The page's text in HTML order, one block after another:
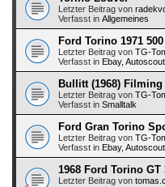
Letzter Beitrag von
Verfasst in Allgemeines
Ford Torino 1971
Letzter Beitrag von TG-
Verfasst in Ebay,
Bullitt (1968)
Letzter Beitrag von TG-
Verfasst in Smalltalk
Ford Gran Torino
Letzter Beitrag von TG-
Verfasst in Ebay,
1968 Ford Torino
Letzter Beitrag von